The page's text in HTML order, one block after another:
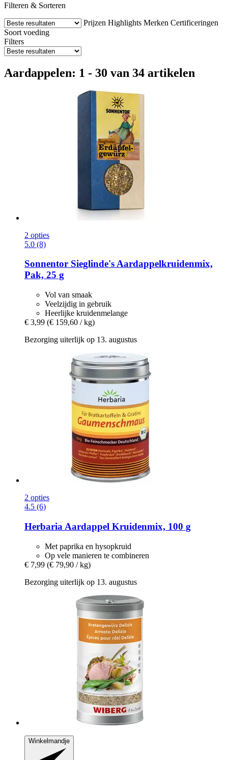
Filteren & Sorteren
Prijzen Highlights Merken Certificeringen
Soort voeding
Filters
Aardappelen: 1 - 30 van 34 artikelen
2 opties
5.0 (8)
Sonnentor Sieglinde's Aardappelkruidenmix,
Pak, 25 g
Vol van smaak
Veelzijdig in gebruik
Heerlijke kruidenmelange
€ 3,99 (€ 159,60 / kg)
Bezorging uiterlijk op 13. augustus
2 opties
4.5 (6)
Herbaria Aardappel Kruidenmix, 100 g
Met paprika en hysopkruid
Op vele manieren te combineren
€ 7,99 (€ 79,90 / kg)
Bezorging uiterlijk op 13. augustus
Winkelmandje